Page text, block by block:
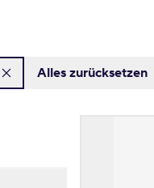
Alles zurücksetzen